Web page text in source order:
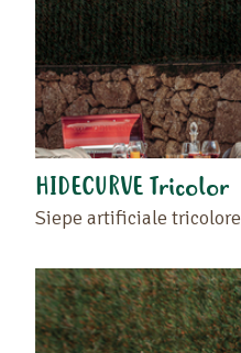
HIDECURVE Tricolor
Siepe artificiale tricolore